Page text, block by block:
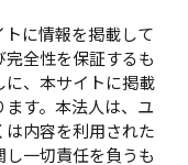
に情報を掲載して
全性を保証するも
、本サイトに掲載
す。本法人は、ユ
内容を利用された
一切責任を負うも